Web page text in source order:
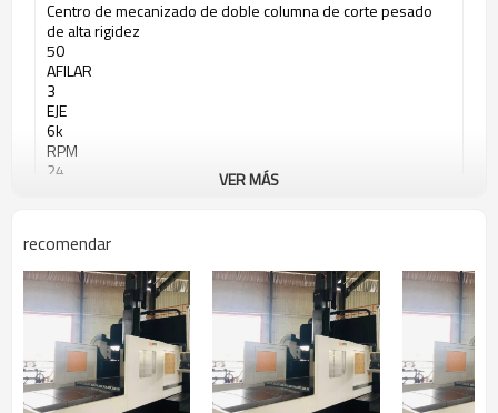
Centro de mecanizado de doble columna de corte pesado
de alta rigidez
50
AFILAR
3
EJE
6k
RPM
24
CAPACIDAD DE HERRAMIENTAVER MÁS
recomendar